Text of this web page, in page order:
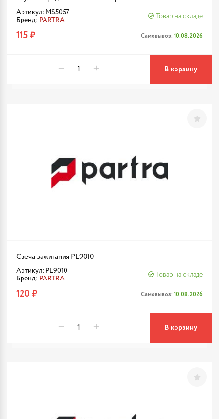
Артикул: MS5057
Бренд: PARTRA
Товар на складе
115 ₽ Самовывоз: 10.08.2026
В корзину
Свеча зажигания PL9010
Артикул: PL9010
Бренд: PARTRA
Товар на складе
120 ₽ Самовывоз: 10.08.2026
В корзину